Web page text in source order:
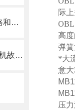
赛高MM2机械隔膜计量泵吸液管路和排液管路安装注意事项
SEKO MM1/MM2计量泵简单的电机故障排除方法
际
高
弹
*大
意
压